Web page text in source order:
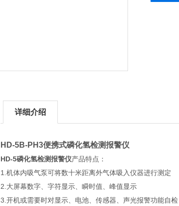
详细介绍
HD-5B-PH3便携式磷化氢检测报警仪
HD-5磷化氢检测报警仪产品特点：
1.机体内吸气泵可将数十米距离外气体吸入仪器进行测定
2.大屏幕数字、字符显示、瞬时值、峰值显示
3.开机或需要时对显示、电池、传感器、声光报警功能自检